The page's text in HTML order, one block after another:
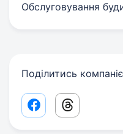
Обслуговування
Поділитись
Facebook share link
Threads